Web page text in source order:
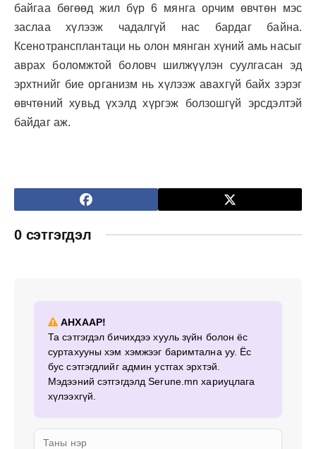
байгаа бөгөөд жил бүр 6 мянга орчим өвчтөн мэс
заслаа хүлээж чадалгүй нас бардаг байна.
Ксенотрансплантаци нь олон мянган хүний амь насыг
аврах боломжтой боловч шилжүүлэн суулгасан эд
эрхтнийг бие организм нь хүлээж авахгүй байх зэрэг
өвчтөний хувьд үхэлд хүргэж болзошгүй эрсдэлтэй
байдаг аж.
0 сэтгэгдэл
АНХААР!
Та сэтгэгдэл бичихдээ хууль зүйн болон ёс
суртахууны хэм хэмжээг баримтална уу. Ёс
бус сэтгэгдлийг админ устгах эрхтэй.
Мэдээний сэтгэгдэлд Serune.mn хариуцлага
хүлээхгүй.